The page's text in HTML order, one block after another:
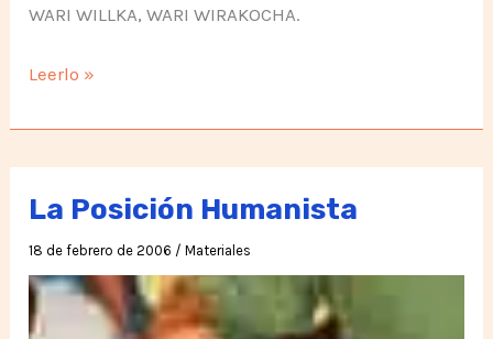
WARI WILLKA, WARI WIRAKOCHA.
SILO,
Mensajero
Alado
Leerlo »
La Posición Humanista
18 de febrero de 2006 /Materiales